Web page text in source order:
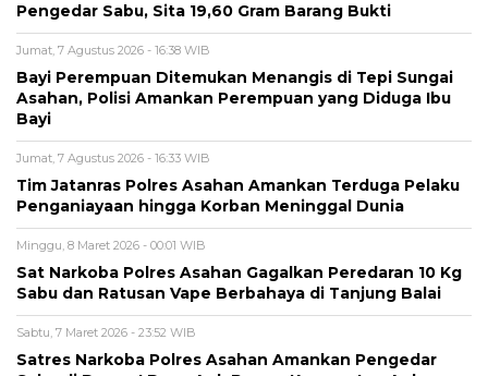
Pengedar Sabu, Sita 19,60 Gram Barang Bukti
Jumat, 7 Agustus 2026 - 16:38 WIB
Bayi Perempuan Ditemukan Menangis di Tepi Sungai
Asahan, Polisi Amankan Perempuan yang Diduga Ibu
Bayi
Jumat, 7 Agustus 2026 - 16:33 WIB
Tim Jatanras Polres Asahan Amankan Terduga Pelaku
Penganiayaan hingga Korban Meninggal Dunia
Minggu, 8 Maret 2026 - 00:01 WIB
Sat Narkoba Polres Asahan Gagalkan Peredaran 10 Kg
Sabu dan Ratusan Vape Berbahaya di Tanjung Balai
Sabtu, 7 Maret 2026 - 23:52 WIB
Satres Narkoba Polres Asahan Amankan Pengedar